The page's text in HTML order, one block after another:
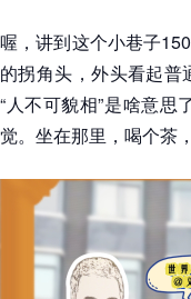
喔，讲到这个小巷子
的拐角头，外头看起
“人不可貌相”是啥意
觉。坐在那里，喝个茶